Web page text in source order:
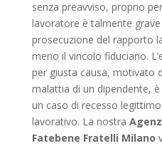
senza preavviso, proprio
lavoratore è talmente
prosecuzione del rapporto
meno il vincolo fiduciario.
per giusta causa, motivato
malattia di un dipendente,
un caso di recesso
lavorativo. La nostra
Fatebene Fratelli Milano